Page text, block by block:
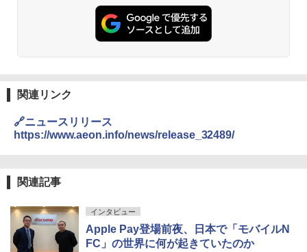
関連リンク
🔗ニュースリリース
https://www.aeon.info/news/release_32489/
関連記事
インタビュー
Apple Pay登場前夜、日本で「モバイルN
FC」の世界に何が起きていたのか